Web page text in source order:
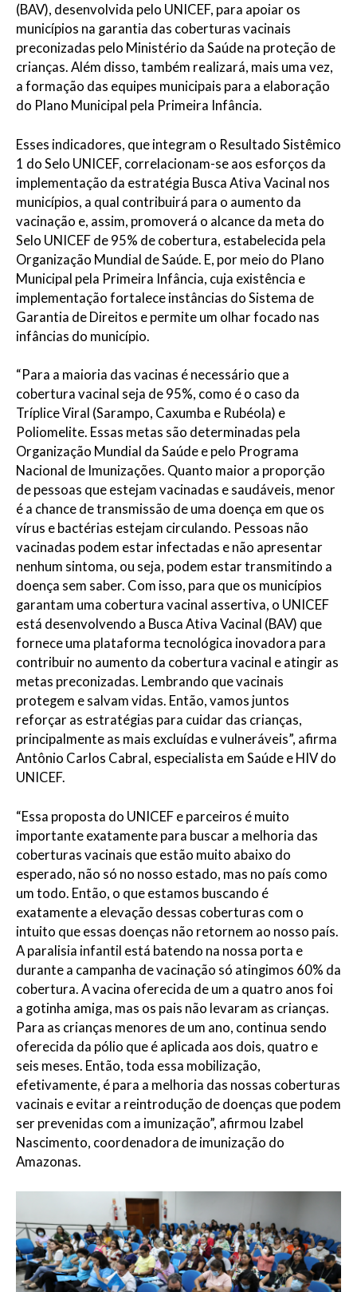
(BAV), desenvolvida pelo UNICEF, para apoiar os
municípios na garantia das coberturas vacinais
preconizadas pelo Ministério da Saúde na proteção de
crianças. Além disso, também realizará, mais uma vez,
a formação das equipes municipais para a elaboração
do Plano Municipal pela Primeira Infância.
Esses indicadores, que integram o Resultado Sistêmico
1 do Selo UNICEF, correlacionam-se aos esforços da
implementação da estratégia Busca Ativa Vacinal nos
municípios, a qual contribuirá para o aumento da
vacinação e, assim, promoverá o alcance da meta do
Selo UNICEF de 95% de cobertura, estabelecida pela
Organização Mundial de Saúde. E, por meio do Plano
Municipal pela Primeira Infância, cuja existência e
implementação fortalece instâncias do Sistema de
Garantia de Direitos e permite um olhar focado nas
infâncias do município.
“Para a maioria das vacinas é necessário que a
cobertura vacinal seja de 95%, como é o caso da
Tríplice Viral (Sarampo, Caxumba e Rubéola) e
Poliomelite. Essas metas são determinadas pela
Organização Mundial da Saúde e pelo Programa
Nacional de Imunizações. Quanto maior a proporção
de pessoas que estejam vacinadas e saudáveis, menor
é a chance de transmissão de uma doença em que os
vírus e bactérias estejam circulando. Pessoas não
vacinadas podem estar infectadas e não apresentar
nenhum sintoma, ou seja, podem estar transmitindo a
doença sem saber. Com isso, para que os municípios
garantam uma cobertura vacinal assertiva, o UNICEF
está desenvolvendo a Busca Ativa Vacinal (BAV) que
fornece uma plataforma tecnológica inovadora para
contribuir no aumento da cobertura vacinal e atingir as
metas preconizadas. Lembrando que vacinais
protegem e salvam vidas. Então, vamos juntos
reforçar as estratégias para cuidar das crianças,
principalmente as mais excluídas e vulneráveis”, afirma
Antônio Carlos Cabral, especialista em Saúde e HIV do
UNICEF.
“Essa proposta do UNICEF e parceiros é muito
importante exatamente para buscar a melhoria das
coberturas vacinais que estão muito abaixo do
esperado, não só no nosso estado, mas no país como
um todo. Então, o que estamos buscando é
exatamente a elevação dessas coberturas com o
intuito que essas doenças não retornem ao nosso país.
A paralisia infantil está batendo na nossa porta e
durante a campanha de vacinação só atingimos 60% da
cobertura. A vacina oferecida de um a quatro anos foi
a gotinha amiga, mas os pais não levaram as crianças.
Para as crianças menores de um ano, continua sendo
oferecida da pólio que é aplicada aos dois, quatro e
seis meses. Então, toda essa mobilização,
efetivamente, é para a melhoria das nossas coberturas
vacinais e evitar a reintrodução de doenças que podem
ser prevenidas com a imunização”, afirmou Izabel
Nascimento, coordenadora de imunização do
Amazonas.